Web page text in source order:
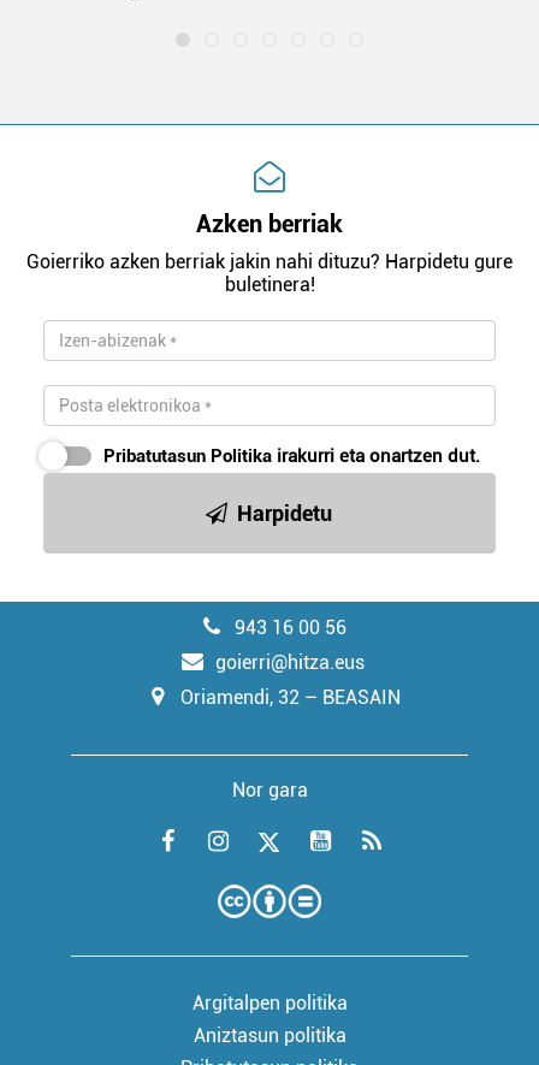
Azken berriak
Goierriko azken berriak jakin nahi dituzu? Harpidetu gure
buletinera!
Pribatutasun Politika irakurri eta onartzen dut.
Harpidetu
943 16 00 56
goierri@hitza.eus
Oriamendi, 32 – BEASAIN
Nor gara
Argitalpen politika
Aniztasun politika